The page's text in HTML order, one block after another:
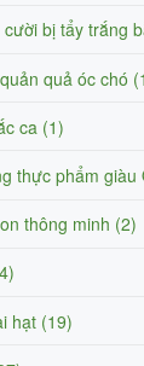
bị tẩy trắng
quả óc chó
ca (1)
thực phẩm giàu
thông minh (2)
hạt (19)